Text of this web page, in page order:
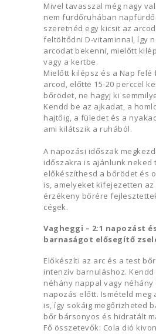
Mivel tavasszal még nagy
nem fürdőruhában
szeretnéd egy kicsit az
feltöltődni D-vitaminnal, így
arcodat bekenni, mielőtt
vagy a kertbe.
Mielőtt kilépsz és a Nap felé
arcod, előtte 15-20 perccel
bőrödet, ne hagyj ki
Kendd be az ajkadat, a
hajtőig, a füledet és a
ami kilátszik a ruhából.
A napozási időszak
időszakra is ajánlunk neked
előkészíthesd a bőrödet és
is, amelyeket kifejezetten
érzékeny bőrére
cégek.
Vagheggi – 2:1 napozást
barnaságot elősegítő
Előkészíti az arc és a test
intenzív barnuláshoz.
néhány nappal vagy néhány
napozás előtt. Ismételd meg
is, így sokáig megőrizheted
bőr bársonyos és hidratált
Fő összetevők: Cola dió